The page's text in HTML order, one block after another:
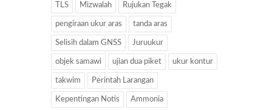
TLS Mizwalah Rujukan Tegak
pengiraan ukur aras tanda aras
Selisih dalam GNSS Juruukur
objek samawi ujian dua piket ukur kontur
takwim Perintah Larangan
Kepentingan Notis Ammonia